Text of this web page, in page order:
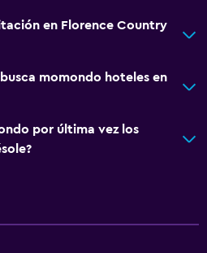
en Florence Country
momondo hoteles en
por última vez los